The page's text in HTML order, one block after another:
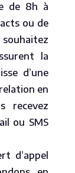
de 8h à
ou de
la
d’une
en
recevez
ou SMS
d’appel